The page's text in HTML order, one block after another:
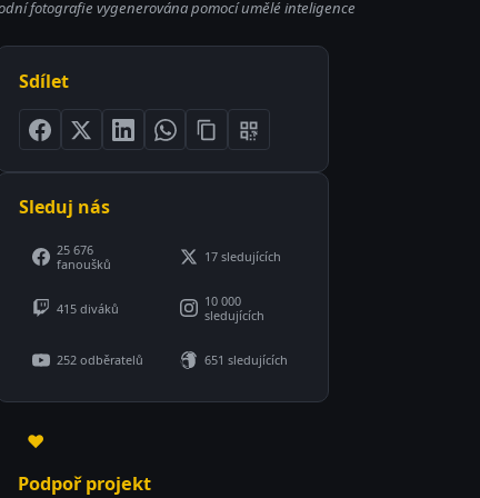
fotografie vygenerována pomocí umělé inteligence
Sdílet
Sleduj nás
25 676
fanoušků
17 sledujících
415 diváků
10 000
sledujících
252 odběratelů 651 sledujících
♥
Podpoř projekt